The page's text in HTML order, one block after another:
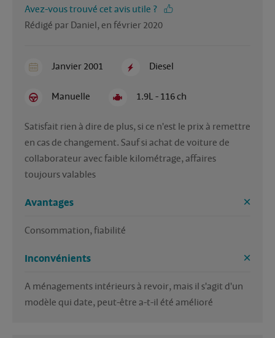
Avez-vous trouvé cet avis utile ?
Rédigé par Daniel, en février 2020
Janvier 2001 Diesel
Manuelle 1.9L - 116 ch
Satisfait rien à dire de plus, si ce n'est le prix à remettre
en cas de changement. Sauf si achat de voiture de
collaborateur avec faible kilométrage, affaires
toujours valables
Avantages
Consommation, fiabilité
Inconvénients
A ménagements intérieurs à revoir, mais il s'agit d'un
modèle qui date, peut-être a-t-il été amélioré